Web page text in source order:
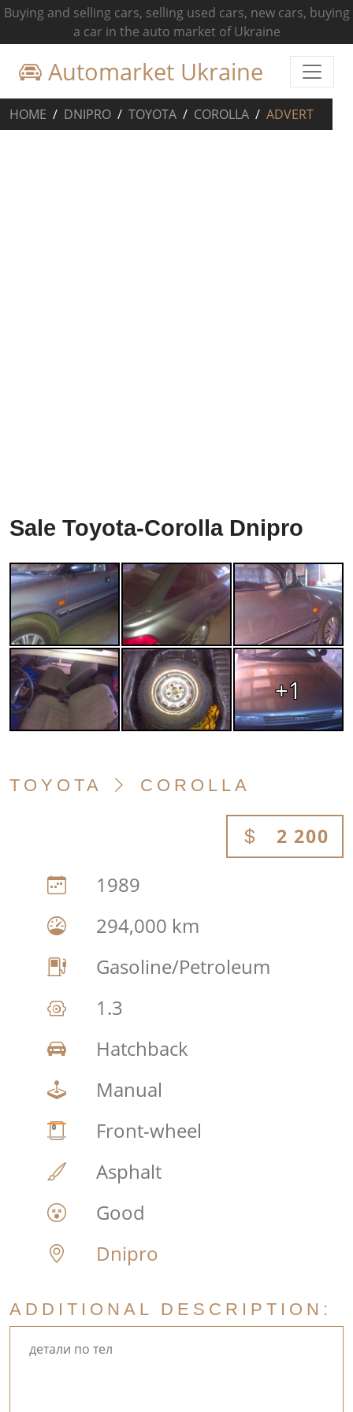
Buying and selling cars, selling used cars, new cars, buying
a car in the auto market of Ukraine
Automarket Ukraine
HOME DNIPRO TOYOTA COROLLA ADVERT
Sale Toyota-Corolla Dnipro
+1
TOYOTA COROLLA
2 200
1989
294,000 km
Gasoline/Petroleum
1.3
Hatchback
Manual
Front-wheel
Asphalt
Good
Dnipro
ADDITIONAL DESCRIPTION:
детали по тел